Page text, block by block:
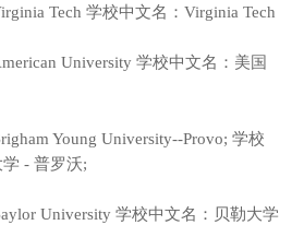
Tech 学校中文名：Virginia Tech
University 学校中文名：美国
Young University--Provo; 学校
- 普罗沃;
University 学校中文名：贝勒大学